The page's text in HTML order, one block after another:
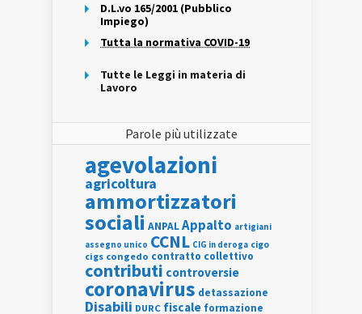
D.L.vo 165/2001 (Pubblico
Impiego)
Tutta la normativa COVID-19
Tutte le Leggi in materia di
Lavoro
Parole più utilizzate
agevolazioni
agricoltura
ammortizzatori
sociali ANPALAppalto artigiani
assegno unico CCNL CIG in deroga cigo
cigs congedo contratto collettivo
contributi controversie
coronavirus detassazione
Disabili DURC fiscale formazione